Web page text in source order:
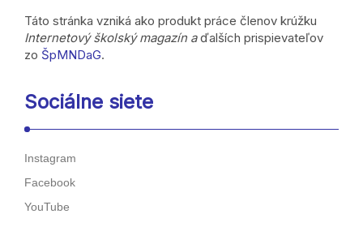
Táto stránka vzniká ako produkt práce členov krúžku
Internetový školský magazín aďalších prispievateľov
zo ŠpMNDaG.
Sociálne siete
Instagram
Facebook
YouTube